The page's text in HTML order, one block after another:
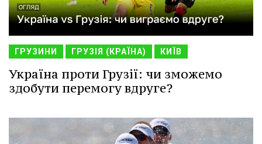
ГРУЗИНИ ГРУЗІЯ (КРАЇНА) КИЇВ
Україна проти Грузії: чи зможемо
здобути перемогу вдруге?